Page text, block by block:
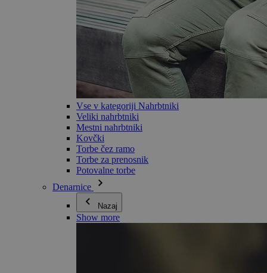
Vse v kategoriji Nahrbtniki
Veliki nahrbtniki
Mestni nahrbtniki
Kovčki
Torbe čez ramo
Torbe za prenosnik
Potovalne torbe
Denarnice
Nazaj
Show more